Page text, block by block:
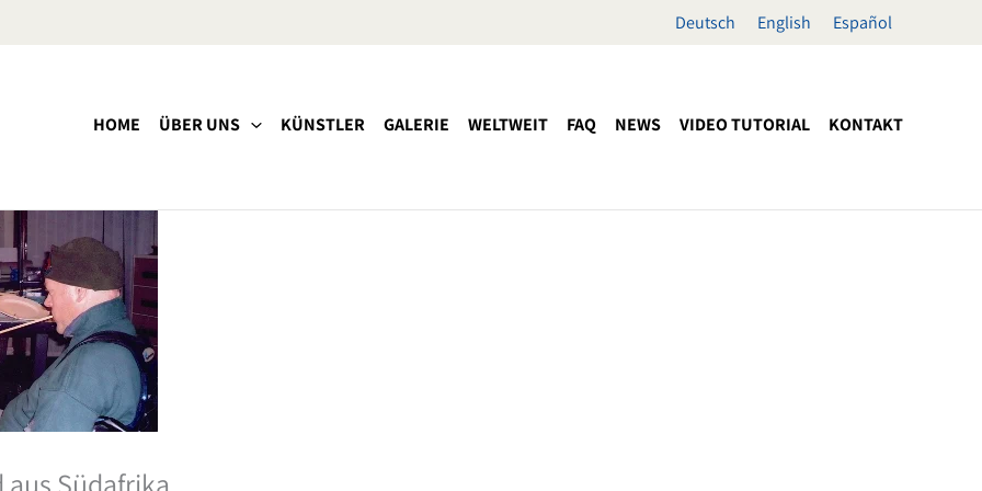
Deutsch English Español
HOME ÜBER UNS KÜNSTLER GALERIE WELTWEIT FAQ NEWS VIDEO TUTORIAL KONTAKT
Südafrika